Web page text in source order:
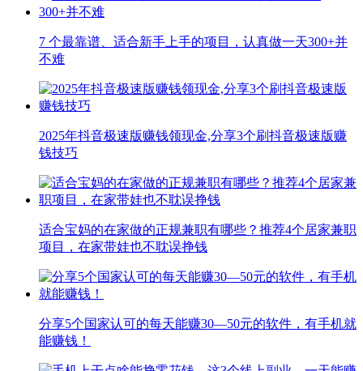
7 个最靠谱、适合新手上手的项目，认真做一天300+并
不难
2025年抖音极速版赚钱领现金,分享3个刷抖音极速版赚
钱技巧
适合宝妈的在家做的正规兼职有哪些？推荐4个居家兼职
项目，在家带娃也不耽误挣钱
分享5个国家认可的每天能赚30—50元的软件，有手机就
能赚钱！